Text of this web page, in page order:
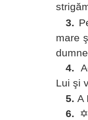
3.
mare
4.
Lui şi
5. A
6.